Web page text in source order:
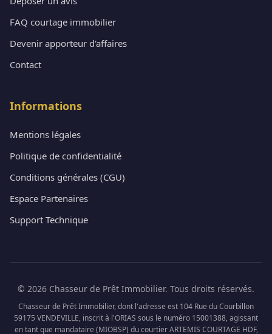
FAQ courtage immobilier
Devenir apporteur d'affaires
Contact
Informations
Mentions légales
Politique de confidentialité
Conditions générales (CGU)
Espace Partenaires
Support Technique
© 2026 Chasseur de Prêt Immobilier. Tous droits réservés.
Chasseur de Prêt Immobilier, dont l'adresse est 104 Rue du Courbillon
59175 VENDEVILLE, inscrit à l'ORIAS sous le numéro 15001388, agissant
en tant que mandataire (MIOBSP) du courtier ARTEMIS COURTAGE HDF,